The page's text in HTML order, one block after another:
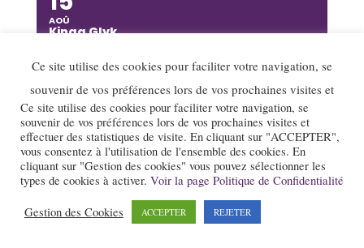
AOÛ
Kinga Glyk
16
AOÛ
Hot Club de Boukravie
Valence
16
The Franc Connection Quintet
Saint-Pierre-sur-Doux
Ce site utilise des cookies pour faciliter votre navigation, se
souvenir de vos préférences lors de vos prochaines visites et
Ce site utilise des cookies pour faciliter votre navigation, se
souvenir de vos préférences lors de vos prochaines visites et
effectuer des statistiques de visite. En cliquant sur "ACCEPTER",
vous consentez à l'utilisation de l'ensemble des cookies. En
cliquant sur "Gestion des cookies" vous pouvez sélectionner les
types de cookies à activer. Voir la page Politique de Confidentialité
Gestion des Cookies ACCEPTER REJETER